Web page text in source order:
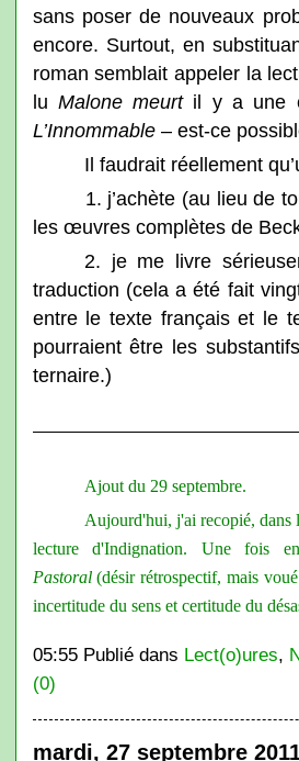
sans poser de nouveaux
encore. Surtout, en
roman semblait appeler la
lu Malone meurtil y a une
L’Innommable– est-ce
Il faudrait réellement
1. j’achète (au lieu de
les œuvres complètes de
2. je me livre
traduction (cela a été fait
entre le texte français et le
pourraient être les
ternaire.)
Ajout du 29 septembre.
Aujourd'hui, j'ai recopié, dans
lecture d'Indignation. Une fois
Pastoral(désir rétrospectif, mais
incertitude du sens et certitude du
05:55 Publié dans Lect(o)ures,
(0)
mardi, 27 septembre